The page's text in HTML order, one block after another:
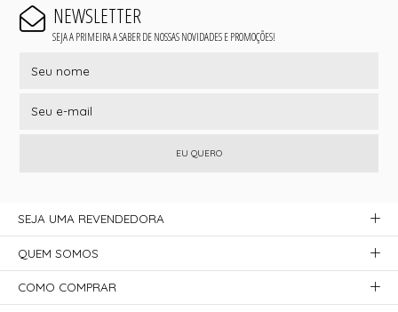
NEWSLETTER
SEJA A PRIMEIRA A SABER DE NOSSAS NOVIDADES E PROMOÇÕES!
EU QUERO
SEJA UMA REVENDEDORA
QUEM SOMOS
COMO COMPRAR